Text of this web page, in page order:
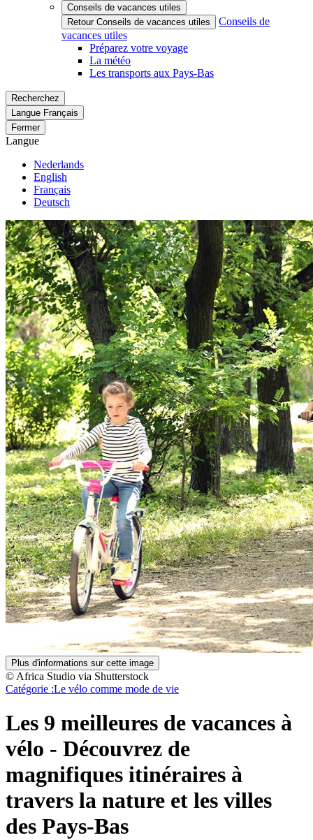
Conseils de vacances utiles
Retour Conseils de vacances utiles
Conseils de
vacances utiles
Préparez votre voyage
La météo
Les transports aux Pays-Bas
Recherchez
Langue Français
Fermer
Langue
Nederlands
English
Français
Deutsch
Plus d'informations sur cette image
© Africa Studio via Shutterstock
Catégorie :Le vélo comme mode de vie
Les 9 meilleures de vacances à
vélo - Découvrez de
magnifiques itinéraires à
travers la nature et les villes
des Pays-Bas